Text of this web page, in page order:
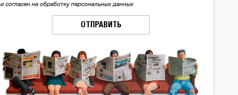
и согласен на обработку персональных данных
ОТПРАВИТЬ